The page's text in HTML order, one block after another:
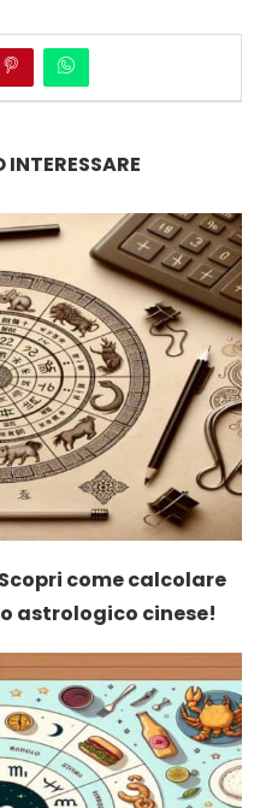
INTERESSARE
come calcolare
astrologico cinese!